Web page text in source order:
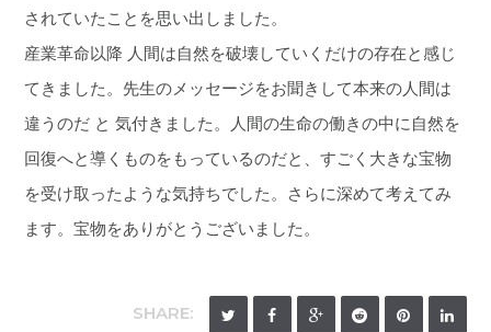
されていたことを思い出しました。
産業革命以降 人間は自然を破壊していくだけの存在と感じ
てきました。先生のメッセージをお聞きして本来の人間は
違うのだ と 気付きました。人間の生命の働きの中に自然を
回復へと導くものをもっているのだと、すごく大きな宝物
を受け取ったような気持ちでした。さらに深めて考えてみ
ます。宝物をありがとうございました。
SHARE: